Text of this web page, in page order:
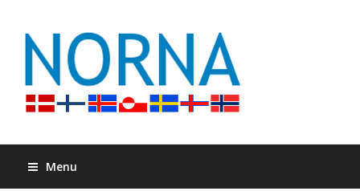
Menu